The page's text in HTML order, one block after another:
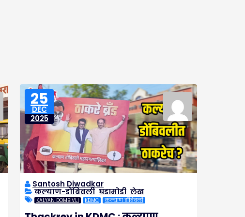
25
DEC
2025
Santosh Diwadkar
कल्याण-डोंबिवली घडामोडी लेख
KALYAN DOMBIVLI KDMC कल्याण डोंबिवली